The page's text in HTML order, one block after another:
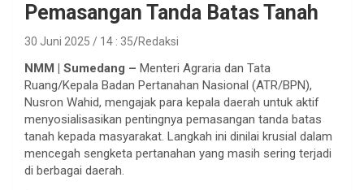
Pemasangan Tanda Batas Tanah
30 Juni 2025 / 14 : 35 Redaksi
NMM | Sumedang – Menteri Agraria dan Tata
Ruang/Kepala Badan Pertanahan Nasional (ATR/BPN),
Nusron Wahid, mengajak para kepala daerah untuk aktif
menyosialisasikan pentingnya pemasangan tanda batas
tanah kepada masyarakat. Langkah ini dinilai krusial dalam
mencegah sengketa pertanahan yang masih sering terjadi
di berbagai daerah.